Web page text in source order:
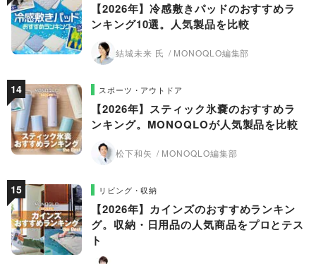
【2026年】冷感敷きパッドのおすすめラ
ンキング10選。人気製品を比較
結城未来 氏 MONOQLO編集部
スポーツ・アウトドア
【2026年】スティック氷嚢のおすすめラ
ンキング。MONOQLOが人気製品を比較
松下和矢 MONOQLO編集部
リビング・収納
【2026年】カインズのおすすめランキン
グ。収納・日用品の人気商品をプロとテス
ト